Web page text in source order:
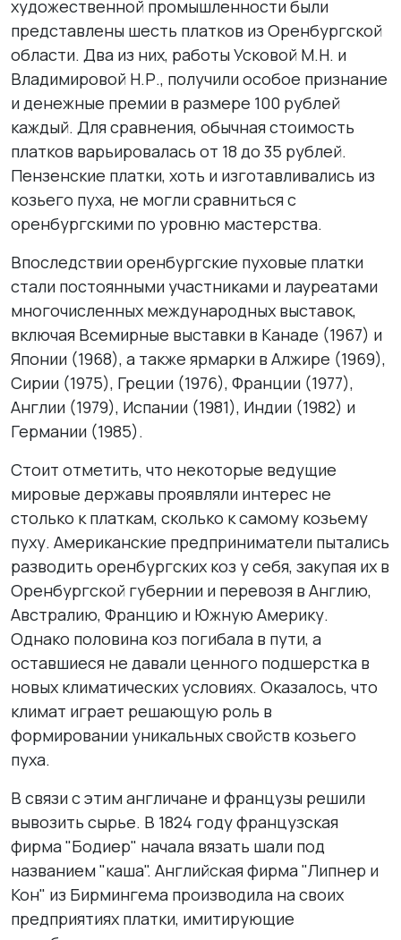
художественной промышленности были
представлены шесть платков из Оренбургской
области. Два из них, работы Усковой М.Н. и
Владимировой Н.Р., получили особое признание
и денежные премии в размере 100 рублей
каждый. Для сравнения, обычная стоимость
платков варьировалась от 18 до 35 рублей.
Пензенские платки, хоть и изготавливались из
козьего пуха, не могли сравниться с
оренбургскими по уровню мастерства.
Впоследствии оренбургские пуховые платки
стали постоянными участниками и лауреатами
многочисленных международных выставок,
включая Всемирные выставки в Канаде (1967) и
Японии (1968), а также ярмарки в Алжире (1969),
Сирии (1975), Греции (1976), Франции (1977),
Англии (1979), Испании (1981), Индии (1982) и
Германии (1985).
Стоит отметить, что некоторые ведущие
мировые державы проявляли интерес не
столько к платкам, сколько к самому козьему
пуху. Американские предприниматели пытались
разводить оренбургских коз у себя, закупая их в
Оренбургской губернии и перевозя в Англию,
Австралию, Францию и Южную Америку.
Однако половина коз погибала в пути, а
оставшиеся не давали ценного подшерстка в
новых климатических условиях. Оказалось, что
климат играет решающую роль в
формировании уникальных свойств козьего
пуха.
В связи с этим англичане и французы решили
вывозить сырье. В 1824 году французская
фирма "Бодиер" начала вязать шали под
названием "каша". Английская фирма "Липнер и
Кон" из Бирмингема производила на своих
предприятиях платки, имитирующие